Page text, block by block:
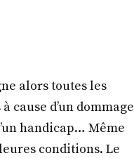
alors toutes les
cause d’un dommage
handicap… Même
conditions. Le